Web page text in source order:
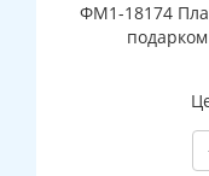
ФМ1-18174